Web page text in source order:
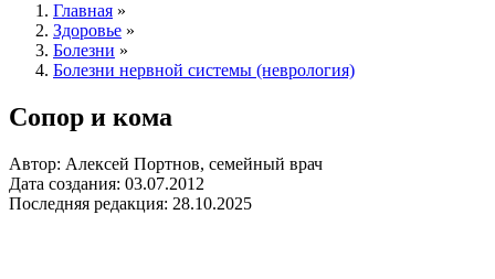
Главная »
Здоровье »
Болезни »
Болезни нервной системы (неврология)
Сопор и кома
Автор: Алексей Портнов, семейный врач
Дата создания: 03.07.2012
Последняя редакция: 28.10.2025